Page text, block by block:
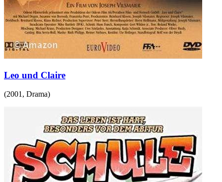
Leo und Claire
(2001 , Drama)